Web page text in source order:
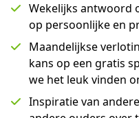
Wekelijks antwoord
op persoonlijke en
Maandelijkse
kans op een gratis
we het leuk vinden
Inspiratie van